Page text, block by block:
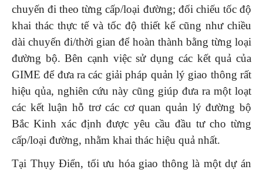
chuyến đi theo từng cấp/loại đường; đối chiếu tốc độ
khai thác thực tế và tốc độ thiết kế cũng như chiều
dài chuyến đi/thời gian để hoàn thành bằng từng loại
đường bộ. Bên cạnh việc sử dụng các kết quả của
GIME để đưa ra các giải pháp quản lý giao thông rất
hiệu qủa, nghiên cứu này cũng giúp đưa ra một loạt
các kết luận hỗ trơ các cơ quan quản lý đường bộ
Bắc Kinh xác định được yêu cầu đầu tư cho từng
cấp/loại đường, nhằm khai thác hiệu quả nhất.
Tại Thụy Điển, tối ưu hóa giao thông là một dự án